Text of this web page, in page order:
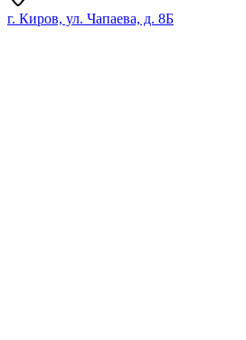
г. Киров, ул. Чапаева, д. 8Б